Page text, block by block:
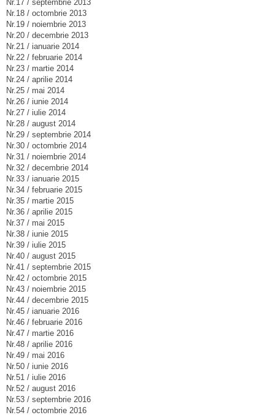
Nr.17 / septembrie 2013
Nr.18 / octombrie 2013
Nr.19 / noiembrie 2013
Nr.20 / decembrie 2013
Nr.21 / ianuarie 2014
Nr.22 / februarie 2014
Nr.23 / martie 2014
Nr.24 / aprilie 2014
Nr.25 / mai 2014
Nr.26 / iunie 2014
Nr.27 / iulie 2014
Nr.28 / august 2014
Nr.29 / septembrie 2014
Nr.30 / octombrie 2014
Nr.31 / noiembrie 2014
Nr.32 / decembrie 2014
Nr.33 / ianuarie 2015
Nr.34 / februarie 2015
Nr.35 / martie 2015
Nr.36 / aprilie 2015
Nr.37 / mai 2015
Nr.38 / iunie 2015
Nr.39 / iulie 2015
Nr.40 / august 2015
Nr.41 / septembrie 2015
Nr.42 / octombrie 2015
Nr.43 / noiembrie 2015
Nr.44 / decembrie 2015
Nr.45 / ianuarie 2016
Nr.46 / februarie 2016
Nr.47 / martie 2016
Nr.48 / aprilie 2016
Nr.49 / mai 2016
Nr.50 / iunie 2016
Nr.51 / iulie 2016
Nr.52 / august 2016
Nr.53 / septembrie 2016
Nr.54 / octombrie 2016